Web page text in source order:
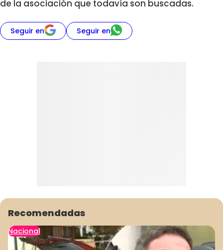
de la asociación que todavía son buscadas.
Seguir en Seguir en
Recomendadas
Nacional